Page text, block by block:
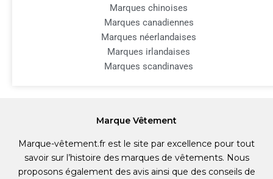
Marques chinoises
Marques canadiennes
Marques néerlandaises
Marques irlandaises
Marques scandinaves
Marque Vêtement
Marque-vêtement.fr est le site par excellence pour tout
savoir sur l’histoire des marques de vêtements. Nous
proposons également des avis ainsi que des conseils de